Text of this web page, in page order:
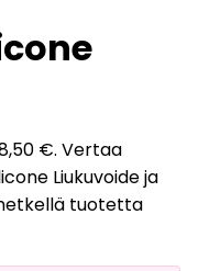
€. Vertaa
Liukuvoide ja
tuotetta